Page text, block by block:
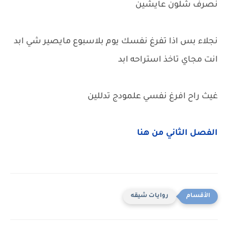
نصرف شلون عايشين
نجلاء بس اذا تفرغ نفسك يوم بلاسبوع مايصير شي ابد
انت مجاي تاخذ استراحه ابد
غيث راح افرغ نفسي علمودج تدللين
الفصل الثاني من هنا
روايات شيقه